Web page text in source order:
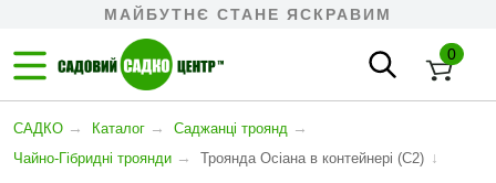
МАЙБУТНЄ СТАНЕ ЯСКРАВИМ
0
САДКО → Каталог → Саджанці троянд →
Чайно-Гібридні троянди → Троянда Осіана в контейнері (С2) ↓